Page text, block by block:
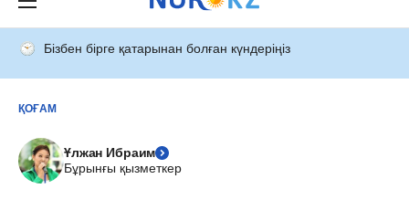
Бізбен бірге қатарынан болған күндеріңіз
ҚОҒАМ
Ұлжан Ибраим
Бұрынғы қызметкер